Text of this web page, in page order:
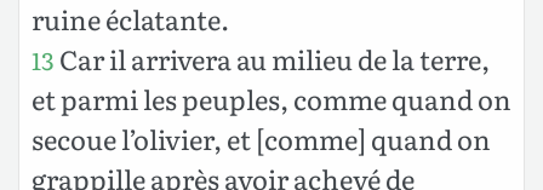
ruine éclatante.
13 Car il arrivera au milieu de la terre,
et parmi les peuples, comme quand on
secoue l’olivier, et [comme] quand on
grappille après avoir achevé de